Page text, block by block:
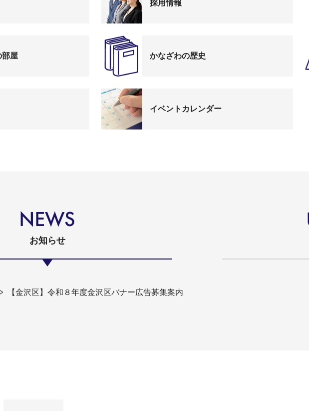
採用情報
部屋 かなざわの歴史
イベントカレンダー
お知らせ
【金沢区】令和８年度金沢区バナー広告募集案内